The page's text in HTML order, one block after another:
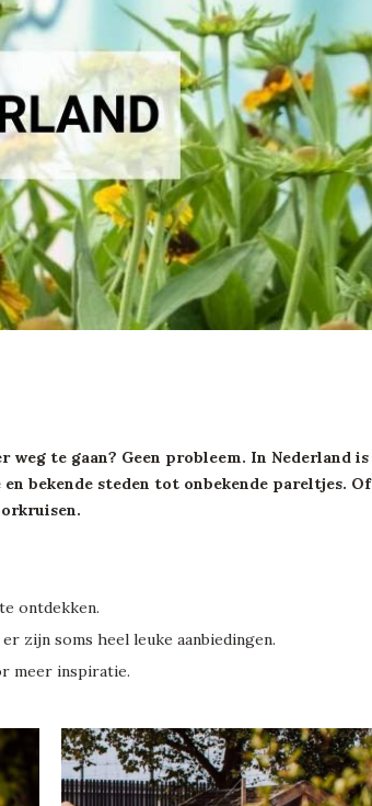
te gaan? Geen probleem. In Nederland is
bekende steden tot onbekende pareltjes. Of
ontdekken.
zijn soms heel leuke aanbiedingen.
meer inspiratie.